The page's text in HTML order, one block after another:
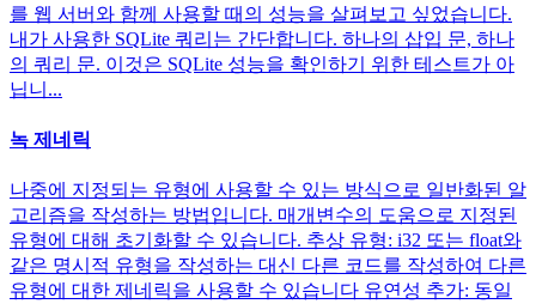
를 웹 서버와 함께 사용할 때의 성능을 살펴보고 싶었습니다.
내가 사용한 SQLite 쿼리는 간단합니다. 하나의 삽입 문, 하나
의 쿼리 문. 이것은 SQLite 성능을 확인하기 위한 테스트가 아
닙니...
녹 제네릭
나중에 지정되는 유형에 사용할 수 있는 방식으로 일반화된 알
고리즘을 작성하는 방법입니다. 매개변수의 도움으로 지정된
유형에 대해 초기화할 수 있습니다. 추상 유형: i32 또는 float와
같은 명시적 유형을 작성하는 대신 다른 코드를 작성하여 다른
유형에 대한 제네릭을 사용할 수 있습니다 유연성 추가: 동일